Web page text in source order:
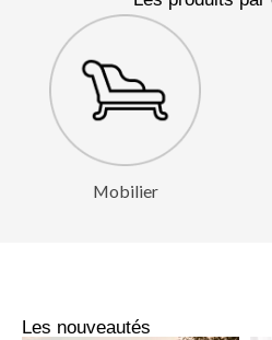
Mobilier
Les nouveautés